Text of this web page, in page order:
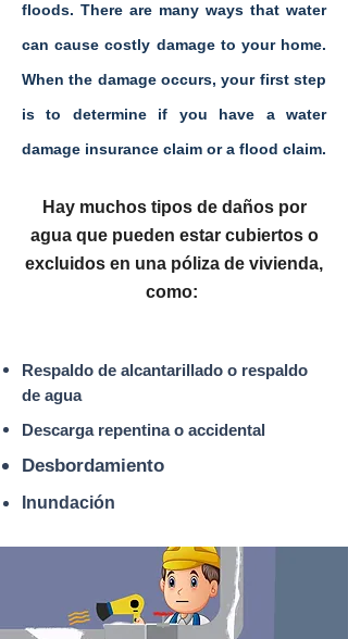
floods. There are many ways that water
can cause costly damage to your home.
When the damage occurs, your first step
is to determine if you have a water
damage insurance claim or a flood claim.
Hay muchos tipos de daños por
agua que pueden estar cubiertos o
excluidos en una póliza de vivienda,
como:
Respaldo de alcantarillado o respaldo
de agua
Descarga repentina o accidental
Desbordamiento
Inundación